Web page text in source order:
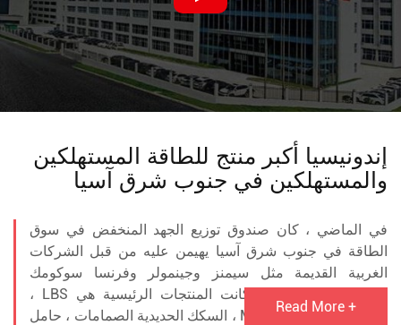
إندونيسيا أكبر منتج للطاقة المستهلكين
والمستهلكين في جنوب شرق آسيا
في الماضي ، كان صندوق توزيع الجهد المنخفض في سوق
الطاقة في جنوب شرق آسيا يهيمن عليه من قبل الشركات
الغربية القديمة مثل سيمنز وجينمولر وفرنسا سوكومك
كانت المنتجات الرئيسية هي LBS ،
وصلة الصمامات ، MCCB ، السكك الحديدية الصمامات ، حامل